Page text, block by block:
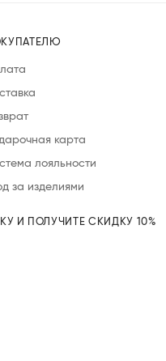
карта
лояльности
за изделиями
И ПОЛУЧИТЕ СКИДКУ 10%